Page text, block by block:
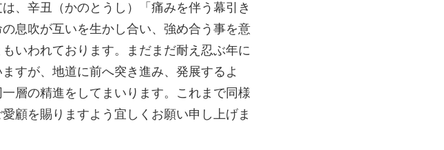
、辛丑（かのとうし）「痛みを伴う幕引き
の息吹が互いを生かし合い、強め合う事を意
いわれております。まだまだ耐え忍ぶ年に
すが、地道に前へ突き進み、発展するよ
一層の精進をしてまいります。これまで同様
顧を賜りますよう宜しくお願い申し上げま